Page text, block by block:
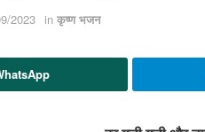
2023 in कृष्ण भजन